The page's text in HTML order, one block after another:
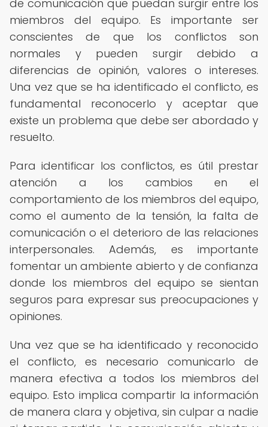
de comunicación que puedan surgir entre los
miembros del equipo. Es importante ser
conscientes de que los conflictos son
normales y pueden surgir debido a
diferencias de opinión, valores o intereses.
Una vez que se ha identificado el conflicto, es
fundamental reconocerlo y aceptar que
existe un problema que debe ser abordado y
resuelto.
Para identificar los conflictos, es útil prestar
atención a los cambios en el
comportamiento de los miembros del equipo,
como el aumento de la tensión, la falta de
comunicación o el deterioro de las relaciones
interpersonales. Además, es importante
fomentar un ambiente abierto y de confianza
donde los miembros del equipo se sientan
seguros para expresar sus preocupaciones y
opiniones.
Una vez que se ha identificado y reconocido
el conflicto, es necesario comunicarlo de
manera efectiva a todos los miembros del
equipo. Esto implica compartir la información
de manera clara y objetiva, sin culpar a nadie